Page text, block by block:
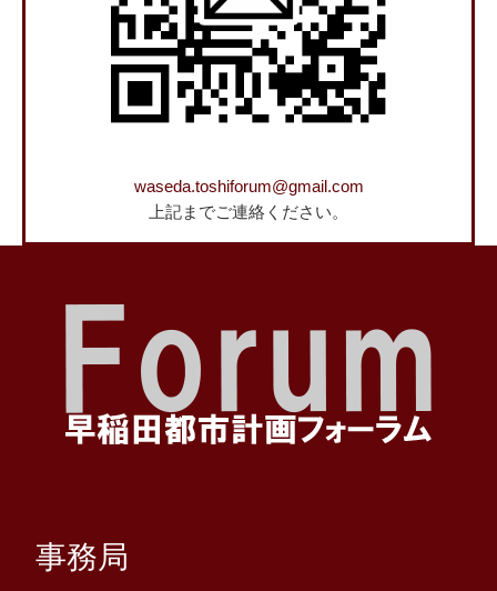
waseda.toshiforum@gmail.com
上記までご連絡ください。
事務局